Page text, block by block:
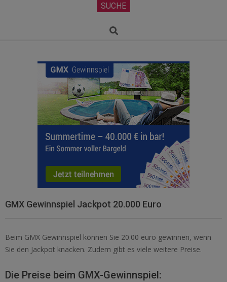
SUCHE
Search
GMX Gewinnspiel Jackpot 20.000 Euro
Beim GMX Gewinnspiel können Sie 20.00 euro gewinnen, wenn
Sie den Jackpot knacken. Zudem gibt es viele weitere Preise.
Die Preise beim GMX-Gewinnspiel: